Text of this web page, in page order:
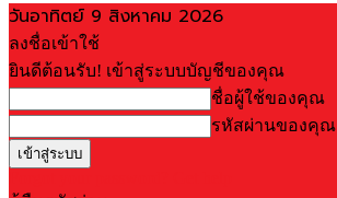
วันอาทิตย์ 9 สิงหาคม 2026
ลงชื่อเข้าใช้
ยินดีต้อนรับ! เข้าสู่ระบบบัญชีของคุณ
ชื่อผู้ใช้ของคุณ
รหัสผ่านของคุณ